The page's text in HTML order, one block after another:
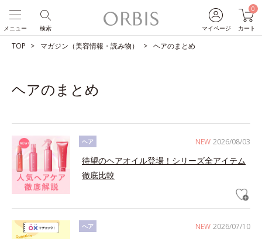
マイページ
0
カート
検索
メニュー
TOP マガジン（美容情報・読み物） ヘアのまとめ
ヘアのまとめ
NEW 2026/08/03
ヘア
待望のヘアオイル登場！シリーズ全アイテム
徹底比較
NEW 2026/07/10
ヘア